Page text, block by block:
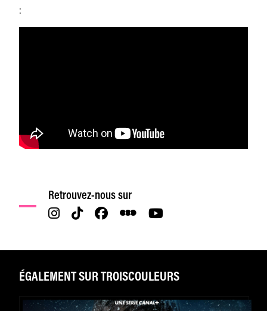
:
Retrouvez-nous sur
ÉGALEMENT SUR TROISCOULEURS